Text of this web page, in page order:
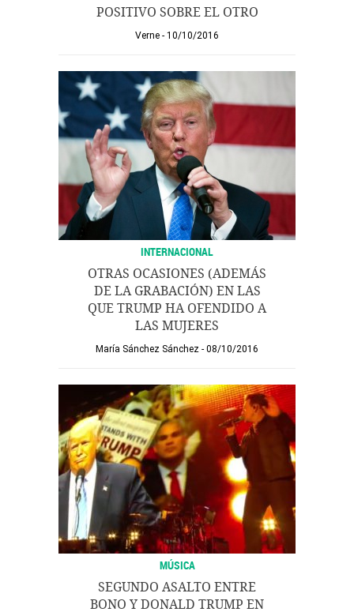
POSITIVO SOBRE EL OTRO
Verne 10/10/2016
INTERNACIONAL
OTRAS OCASIONES (ADEMÁS
DE LA GRABACIÓN) EN LAS
QUE TRUMP HA OFENDIDO A
LAS MUJERES
María Sánchez Sánchez 08/10/2016
MÚSICA
SEGUNDO ASALTO ENTRE
BONO Y DONALD TRUMP EN